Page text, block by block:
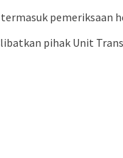
pemeriksaan
pihak Unit